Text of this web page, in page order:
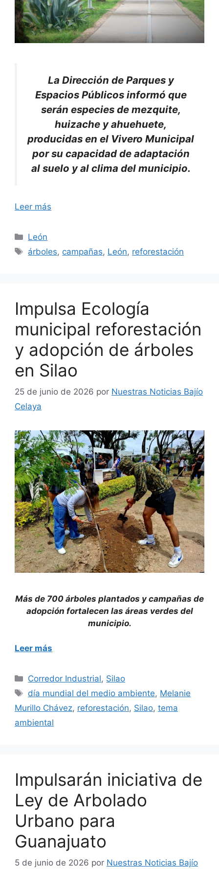
La Dirección de Parques y
Espacios Públicos informó que
serán especies de mezquite,
huizache y ahuehuete,
producidas en el Vivero Municipal
por su capacidad de adaptación
al suelo y al clima del municipio.
Leer más
Categorías
León
Etiquetas
árboles, campañas, León, reforestación
Impulsa Ecología
municipal reforestación
y adopción de árboles
en Silao
25 de junio de 2026 por Nuestras Noticias Bajío
Celaya
Más de 700 árboles plantados y campañas de
adopción fortalecen las áreas verdes del
municipio.
Leer más
Categorías
Corredor Industrial, Silao
Etiquetas
día mundial del medio ambiente, Melanie
Murillo Chávez, reforestación, Silao, tema
ambiental
Impulsarán iniciativa de
Ley de Arbolado
Urbano para
Guanajuato
5 de junio de 2026 por Nuestras Noticias Bajío